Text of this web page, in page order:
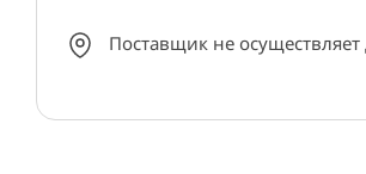
Поставщик не осуществляет